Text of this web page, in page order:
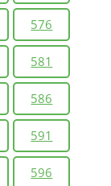
576
581
586
591
596